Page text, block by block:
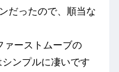
だったので、順当な
ァーストムーブの
ンプルに凄いです